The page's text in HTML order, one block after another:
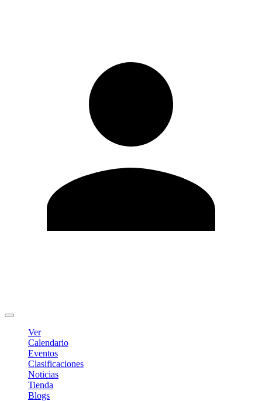
Ver
Calendario
Eventos
Clasificaciones
Noticias
Tienda
Blogs